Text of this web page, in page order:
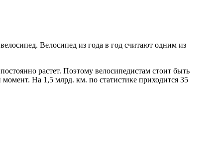
Велосипед из года в год считают одним из
растет. Поэтому велосипедистам стоит быть
На 1,5 млрд. км. по статистике приходится 35